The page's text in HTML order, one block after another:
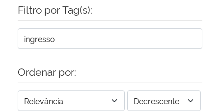
Filtro por Tag(s):
Ordenar por: